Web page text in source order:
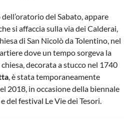
del Sabato, appare
si affaccia sulla via dei Calderai,
di San Nicolò da Tolentino, nel
dove un tempo sorgeva la
decorata a stucco nel 1740
, è stata temporaneamente
2018, in occasione della biennale
del festival Le Vie dei Tesori.